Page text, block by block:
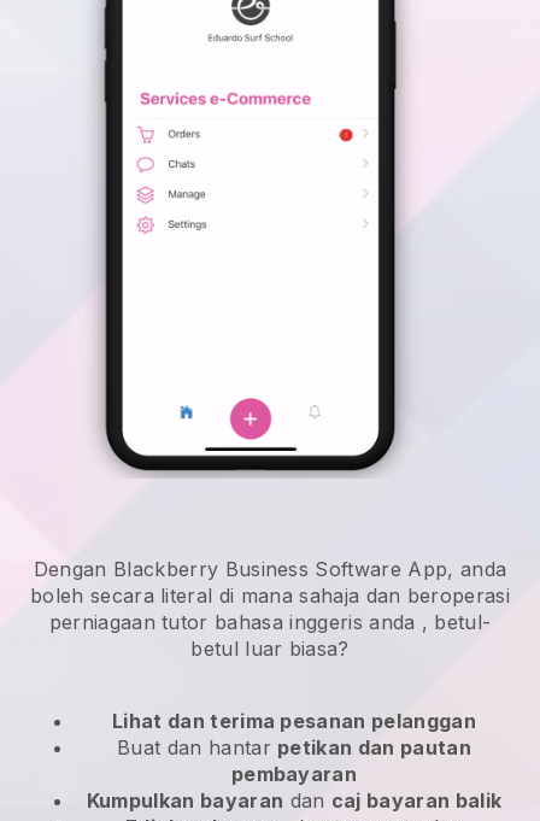
Dengan Blackberry Business Software App, anda
boleh secara literal di mana sahaja dan beroperasi
perniagaan tutor bahasa inggeris anda , betul-
betul luar biasa?
Lihat dan terima pesanan pelanggan
Buat dan hantar petikan dan pautan
pembayaran
Kumpulkan bayaran dan caj bayaran balik